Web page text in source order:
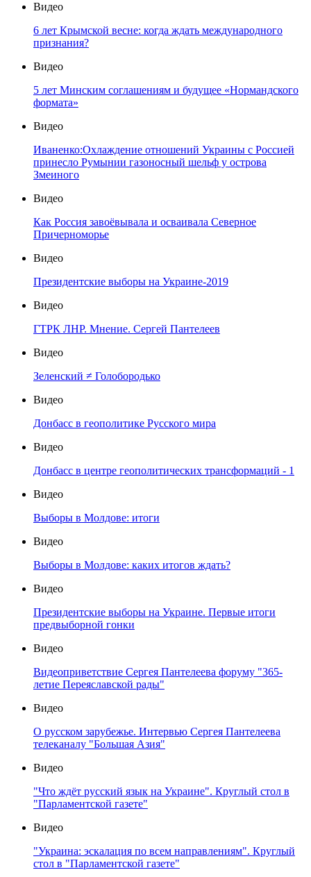
Видео
6 лет Крымской весне: когда ждать международного
признания?
Видео
5 лет Минским соглашениям и будущее «Нормандского
формата»
Видео
Иваненко:Охлаждение отношений Украины с Россией
принесло Румынии газоносный шельф у острова
Змеиного
Видео
Как Россия завоёвывала и осваивала Северное
Причерноморье
Видео
Президентские выборы на Украине-2019
Видео
ГТРК ЛНР. Мнение. Сергей Пантелеев
Видео
Зеленский ≠ Голобородько
Видео
Донбасс в геополитике Русского мира
Видео
Донбасс в центре геополитических трансформаций - 1
Видео
Выборы в Молдове: итоги
Видео
Выборы в Молдове: каких итогов ждать?
Видео
Президентские выборы на Украине. Первые итоги
предвыборной гонки
Видео
Видеоприветствие Сергея Пантелеева форуму "365-
летие Переяславской рады"
Видео
О русском зарубежье. Интервью Сергея Пантелеева
телеканалу "Большая Азия"
Видео
"Что ждёт русский язык на Украине". Круглый стол в
"Парламентской газете"
Видео
"Украина: эскалация по всем направлениям". Круглый
стол в "Парламентской газете"